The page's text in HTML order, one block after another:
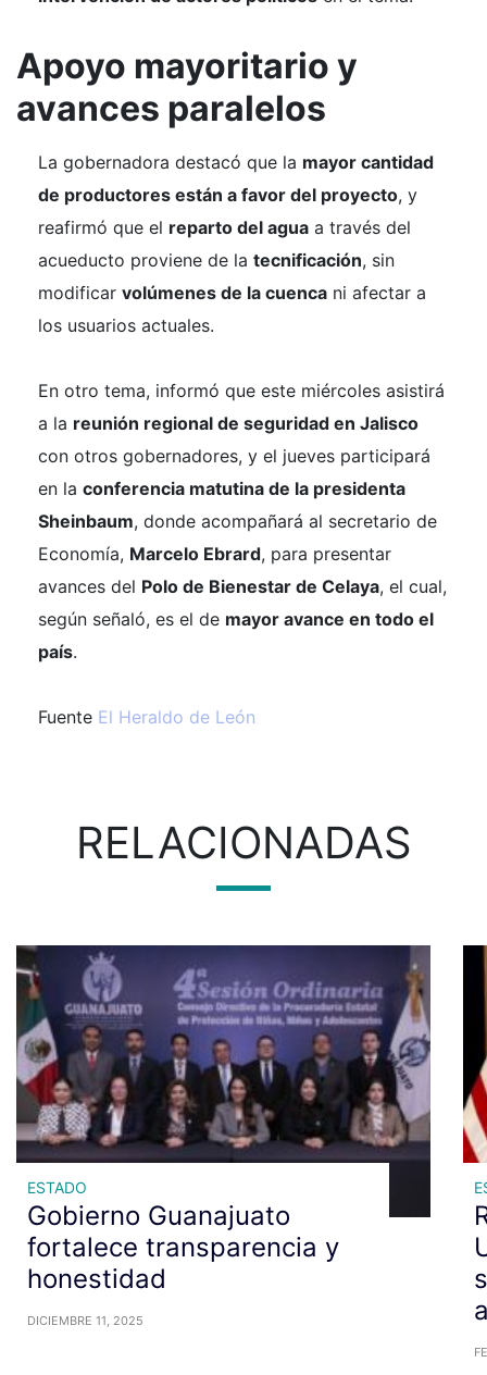
Apoyo mayoritario y
avances paralelos
La gobernadora destacó que la mayor cantidad
de productores están a favor del proyecto, y
reafirmó que el reparto del agua a través del
acueducto proviene de la tecnificación, sin
modificar volúmenes de la cuenca ni afectar a
los usuarios actuales.
En otro tema, informó que este miércoles asistirá
a la reunión regional de seguridad en Jalisco
con otros gobernadores, y el jueves participará
en la conferencia matutina de la presidenta
Sheinbaum, donde acompañará al secretario de
Economía, Marcelo Ebrard, para presentar
avances del Polo de Bienestar de Celaya, el cual,
según señaló, es el de mayor avance en todo el
país.
Fuente El Heraldo de León
RELACIONADAS
ESTADO
Gobierno Guanajuato
fortalece transparencia y
honestidad
DICIEMBRE 11, 2025